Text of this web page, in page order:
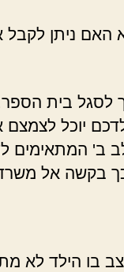
ניתן לקבל
לסגל בית
יוכל לצמצם
ב' המתאימים
אל משרד
בו הילד לא